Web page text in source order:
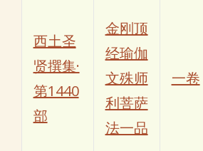
西土圣
贤撰集·
第1440
部
金刚顶
经瑜伽
文殊师
利菩萨
法一品
一卷